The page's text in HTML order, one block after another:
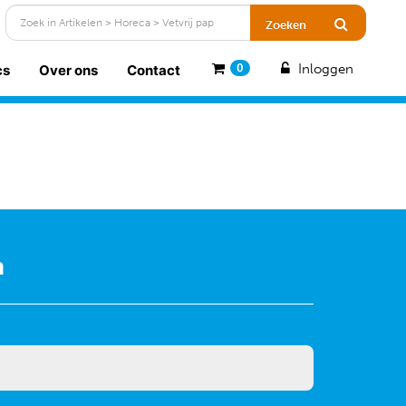
Over ons Contact 0 Inloggen